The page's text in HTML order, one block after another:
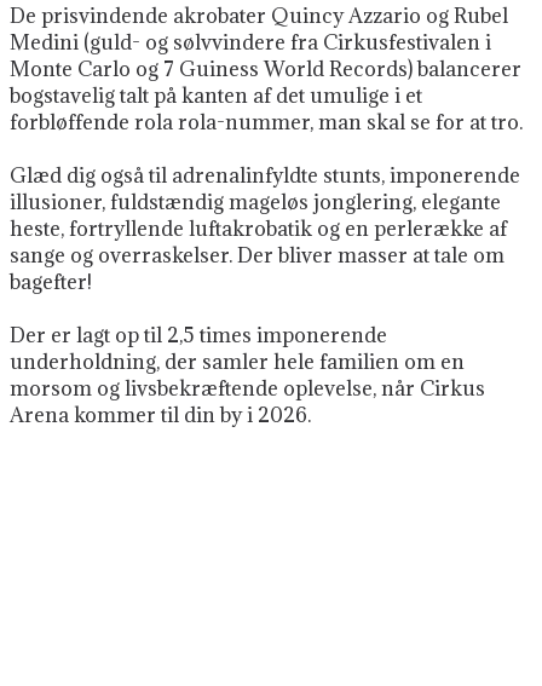
De prisvindende akrobater Quincy Azzario og Rubel
Medini (guld- og sølvvindere fra Cirkusfestivalen i
Monte Carlo og 7 Guiness World Records) balancerer
bogstavelig talt på kanten af det umulige i et
forbløffende rola rola-nummer, man skal se for at tro.
Glæd dig også til adrenalinfyldte stunts, imponerende
illusioner, fuldstændig mageløs jonglering, elegante
heste, fortryllende luftakrobatik og en perlerække af
sange og overraskelser.Der bliver masser at tale om
bagefter!
Der er lagt op til 2,5 times imponerende
underholdning, der samler hele familien om en
morsom og livsbekræftende oplevelse, når Cirkus
Arena kommer til din by i 2026.